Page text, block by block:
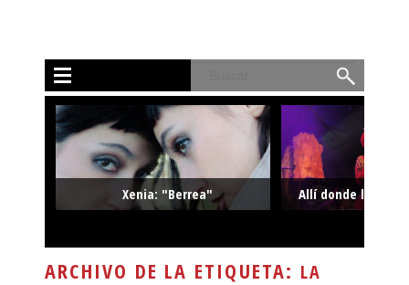
Xenia: "Berrea" Allí donde la
ARCHIVO DE LA ETIQUETA: LA